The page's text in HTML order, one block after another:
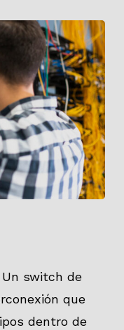
switch de
que
dentro de